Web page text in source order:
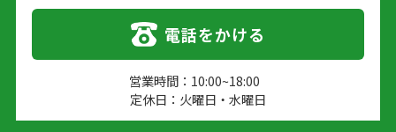
電話をかける
営業時間：10:00~18:00
定休日：火曜日・水曜日